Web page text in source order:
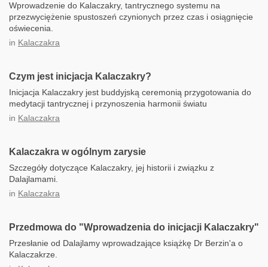
Wprowadzenie do Kalaczakry, tantrycznego systemu na
przezwyciężenie spustoszeń czynionych przez czas i osiągnięcie
oświecenia.
in Kalaczakra
Czym jest inicjacja Kalaczakry?
Inicjacja Kalaczakry jest buddyjską ceremonią przygotowania do
medytacji tantrycznej i przynoszenia harmonii światu
in Kalaczakra
Kalaczakra w ogólnym zarysie
Szczegóły dotyczące Kalaczakry, jej historii i związku z
Dalajlamami.
in Kalaczakra
Przedmowa do "Wprowadzenia do inicjacji Kalaczakry"
Przesłanie od Dalajlamy wprowadzające książkę Dr Berzin'a o
Kalaczakrze.